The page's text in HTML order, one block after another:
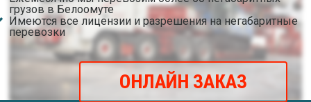
грузов в Белоомуте
Имеются все лицензии и разрешения на негабаритные
перевозки
ОНЛАЙН ЗАКАЗ